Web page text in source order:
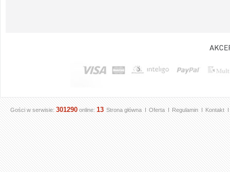
Strona główna Oferta Regulamin Kontakt
Gości w serwisie: 301290 online: 13